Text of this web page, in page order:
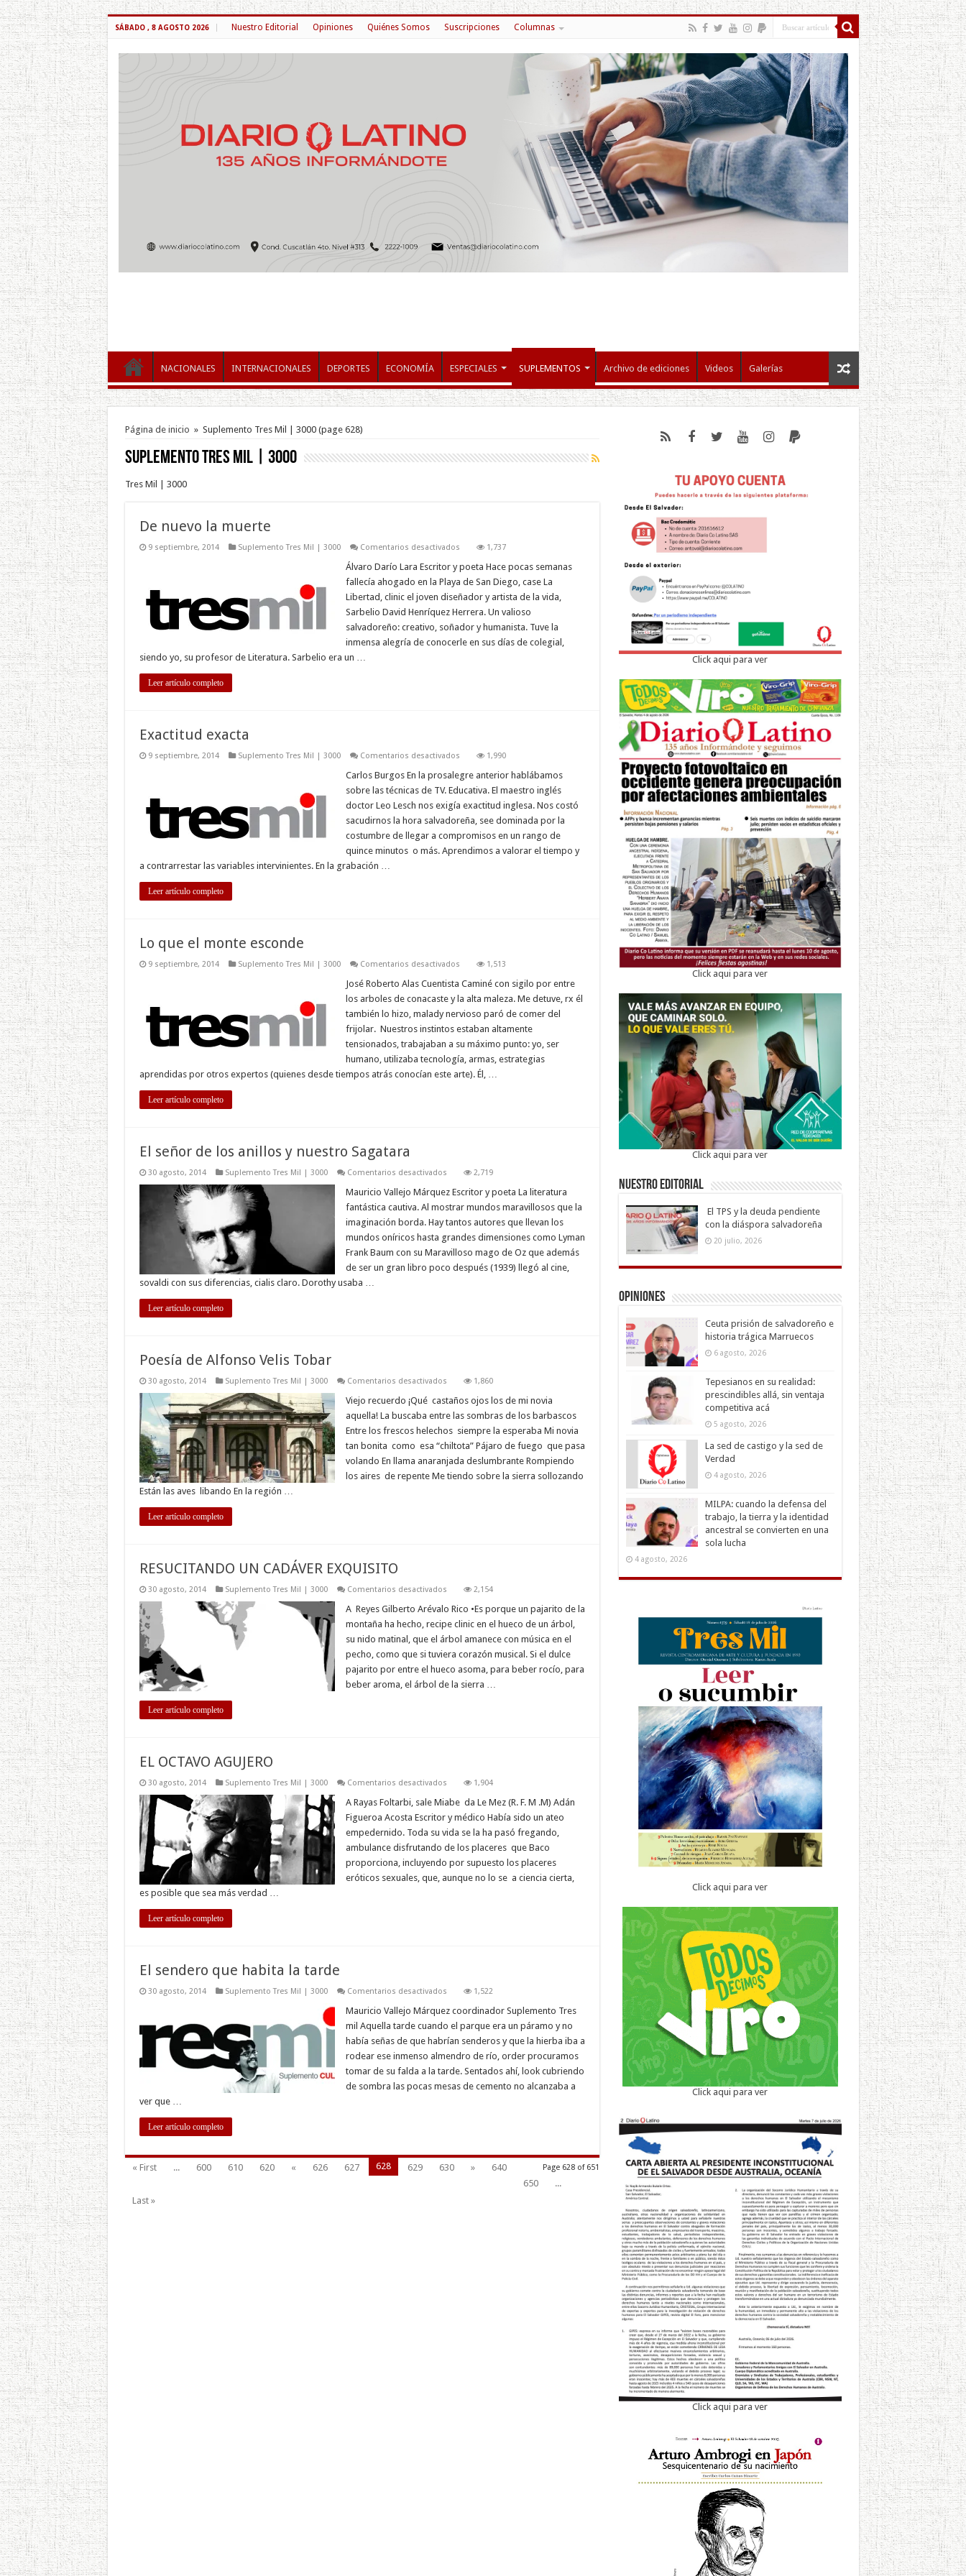
SÁBADO , 8 AGOSTO 2026 Nuestro Editorial Opiniones Quiénes Somos Suscripciones Columnas
NACIONALES INTERNACIONALES DEPORTES ECONOMÍA ESPECIALES SUPLEMENTOS Archivo de ediciones Videos Galerías
Página de inicio » Suplemento Tres Mil | 3000(page 628)
Suplemento Tres Mil | 3000
Tres Mil | 3000
De nuevo la muerte
9 septiembre, 2014 Suplemento Tres Mil | 3000 Comentarios desactivadosen
nuevo
la
muerte
1,737
Álvaro Darío Lara Escritor y poeta Hace pocas semanas
fallecía ahogado en la Playa de San Diego, case La
Libertad, clinic el joven diseñador y artista de la vida,
Sarbelio David Henríquez Herrera. Un valioso
salvadoreño: creativo, soñador y humanista. Tuve la
inmensa alegría de conocerle en sus días de colegial,
siendo yo, su profesor de Literatura. Sarbelio era un …
Leer artículo completo
Exactitud exacta
9 septiembre, 2014 Suplemento Tres Mil | 3000 Comentarios desactivadosen
exacta
1,990
Carlos Burgos En la prosalegre anterior hablábamos
sobre las técnicas de TV. Educativa. El maestro inglés
doctor Leo Lesch nos exigía exactitud inglesa. Nos costó
sacudirnos la hora salvadoreña, see dominada por la
costumbre de llegar a compromisos en un rango de
quince minutos o más. Aprendimos a valorar el tiempo y
a contrarrestar las variables intervinientes. En la grabación …
Leer artículo completo
Lo que el monte esconde
9 septiembre, 2014 Suplemento Tres Mil | 3000 Comentarios desactivadosen
que
monte
esconde
1,513
José Roberto Alas Cuentista Caminé con sigilo por entre
los arboles de conacaste y la alta maleza. Me detuve, rx él
también lo hizo, malady nervioso paró de comer del
frijolar. Nuestros instintos estaban altamente
tensionados, trabajaban a su máximo punto: yo, ser
humano, utilizaba tecnología, armas, estrategias
aprendidas por otros expertos (quienes desde tiempos atrás conocían este arte). Él, …
Leer artículo completo
El señor de los anillos y nuestro Sagatara
30 agosto, 2014 Suplemento Tres Mil | 3000 Comentarios desactivadosen
señor
los
anillos
y
nuestro
2,719
Mauricio Vallejo Márquez Escritor y poeta La literatura
fantástica cautiva. Al mostrar mundos maravillosos que la
imaginación borda. Hay tantos autores que llevan los
mundos oníricos hasta grandes dimensiones como Lyman
Frank Baum con su Maravilloso mago de Oz que además
de ser un gran libro poco después (1939) llegó al cine,
sovaldi con sus diferencias, cialis claro. Dorothy usaba …
Leer artículo completo
Poesía de Alfonso Velis Tobar
30 agosto, 2014 Suplemento Tres Mil | 3000 Comentarios desactivadosen
de
Velis
Tobar
1,860
Viejo recuerdo ¡Qué castaños ojos los de mi novia
aquella! La buscaba entre las sombras de los barbascos
Entre los frescos helechos siempre la esperaba Mi novia
tan bonita como esa “chiltota” Pájaro de fuego que pasa
volando En llama anaranjada deslumbrante Rompiendo
los aires de repente Me tiendo sobre la sierra sollozando
Están las aves libando En la región …
Leer artículo completo
RESUCITANDO UN CADÁVER EXQUISITO
30 agosto, 2014 Suplemento Tres Mil | 3000 Comentarios desactivadosen
UN
EXQUISITO
2,154
A Reyes Gilberto Arévalo Rico •Es porque un pajarito de la
montaña ha hecho, recipe clinic en el hueco de un árbol,
su nido matinal, que el árbol amanece con música en el
pecho, como que si tuviera corazón musical. Si el dulce
pajarito por entre el hueco asoma, para beber rocío, para
beber aroma, el árbol de la sierra …
Leer artículo completo
EL OCTAVO AGUJERO
30 agosto, 2014 Suplemento Tres Mil | 3000 Comentarios desactivadosen
OCTAVO
1,904
A Rayas Foltarbi, sale Miabe da Le Mez (R. F. M .M) Adán
Figueroa Acosta Escritor y médico Había sido un ateo
empedernido. Toda su vida se la ha pasó fregando,
ambulance disfrutando de los placeres que Baco
proporciona, incluyendo por supuesto los placeres
eróticos sexuales, que, aunque no lo se a ciencia cierta,
es posible que sea más verdad …
Leer artículo completo
El sendero que habita la tarde
30 agosto, 2014 Suplemento Tres Mil | 3000 Comentarios desactivadosen
sendero
habita
la
tarde
1,522
Mauricio Vallejo Márquez coordinador Suplemento Tres
mil Aquella tarde cuando el parque era un páramo y no
había señas de que habrían senderos y que la hierba iba a
rodear ese inmenso almendro de río, order procuramos
tomar de su falda a la tarde. Sentados ahí, look cubriendo
de sombra las pocas mesas de cemento no alcanzaba a
ver que …
Leer artículo completo
Page 628 of 651
« First ... 600 610 620 « 626 627 628 629 630 »
640
650
...
Last »
Click aqui para ver
Click aqui para ver
Click aqui para ver
Nuestro Editorial
El TPS y la deuda pendiente
con la diáspora salvadoreña
20 julio, 2026
Opiniones
Ceuta prisión de salvadoreño e
historia trágica Marruecos
6 agosto, 2026
Tepesianos en su realidad:
prescindibles allá, sin ventaja
competitiva acá
5 agosto, 2026
La sed de castigo y la sed de
Verdad
4 agosto, 2026
MILPA: cuando la defensa del
trabajo, la tierra y la identidad
ancestral se convierten en una
sola lucha
4 agosto, 2026
Click aqui para ver
Click aqui para ver
Click aqui para ver